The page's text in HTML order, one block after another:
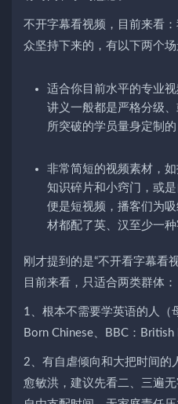
不开字幕看视频，目前来看
众坚持下来的，有以下两个场
适合你目前水平的专业
讲义一般都是严格分级
所突破的学员量身定制的
非常简短的视频素材，
知识碎片和小窍门，或
便是短视频，播客们为
材都配了英、汉至少一种
刚才提到的是“不开看字幕看
目前来看，只适合两类群体：
1、根本不需要学英语的人（
Born Chinese、BBC：British
2、有自虐倾向和大把时间的
愈敏洪，建议先看二、三遍